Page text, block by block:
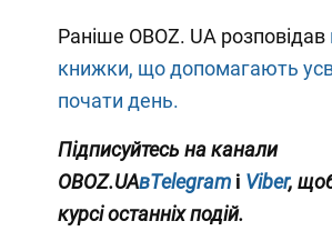
Раніше OBOZ. UA розповідав
книжки, що допомагають
почати день.
Підписуйтесь на канали
OBOZ.UAвTelegramі Viber,
курсі останніх подій.